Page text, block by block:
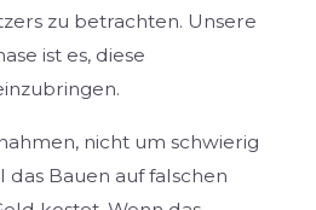
zu betrachten. Unsere
ist es, diese
nicht um schwierig
das Bauen auf falschen